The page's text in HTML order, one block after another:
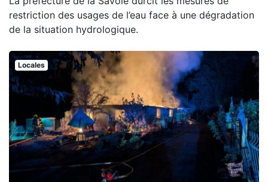
restriction des usages de l’eau face à une dégradation
de la situation hydrologique.
Locales